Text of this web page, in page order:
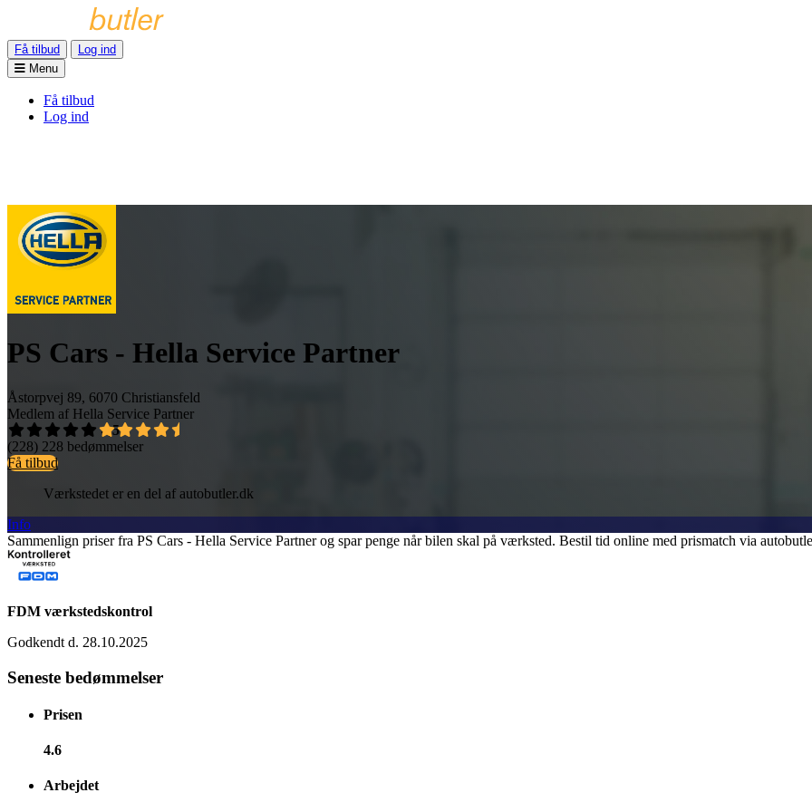
Få tilbud
Log ind
Menu
Få tilbud
Log ind
PS Cars - Hella Service Partner
Åstorpvej 89, 6070 Christiansfeld
Medlem af Hella Service Partner
4,5
(228) 228 bedømmelser
Få tilbud
Værkstedet er en del af autobutler.dk
Info
Sammenlign priser fra PS Cars - Hella Service Partner og spar penge når bilen skal på værksted. Bestil tid online med prismatch via
FDM værkstedskontrol
Godkendt d. 28.10.2025
Seneste bedømmelser
Prisen
4.6
Arbejdet